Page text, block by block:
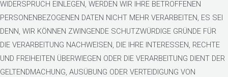
WIDERSPRUCH EINLEGEN, WERDEN WIR IHRE BETROFFENEN
PERSONENBEZOGENEN DATEN NICHT MEHR VERARBEITEN, ES SEI
DENN, WIR KÖNNEN ZWINGENDE SCHUTZWÜRDIGE GRÜNDE FÜR
DIE VERARBEITUNG NACHWEISEN, DIE IHRE INTERESSEN, RECHTE
UND FREIHEITEN ÜBERWIEGEN ODER DIE VERARBEITUNG DIENT DER
GELTENDMACHUNG, AUSÜBUNG ODER VERTEIDIGUNG VON